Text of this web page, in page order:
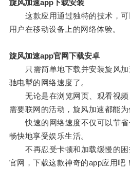
旋风加速app下载安装
这款应用通过独特的技术，可
用户在移动设备上的网络体验。
旋风加速app官网下载安卓
只需简单地下载并安装旋风加
驰电掣的网络速度了。
无论是在浏览网页、观看视频
需要联网的活动，旋风加速都能为
快速的网络速度不仅可以节省
畅快地享受娱乐生活。
不再忍受卡顿和加载缓慢的困
官网，下载这款神奇的app应用吧